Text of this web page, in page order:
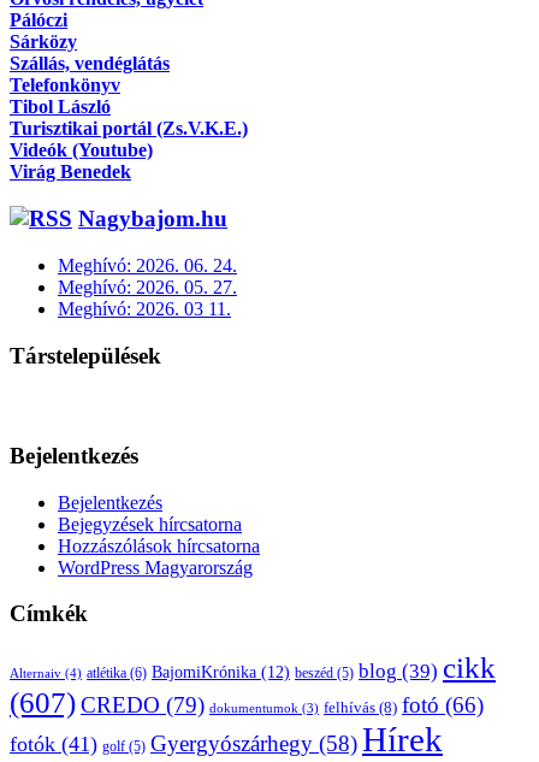
Pálóczi
Sárközy
Szállás, vendéglátás
Telefonkönyv
Tibol László
Turisztikai portál (Zs.V.K.E.)
Videók (Youtube)
Virág Benedek
Nagybajom.hu
Meghívó: 2026. 06. 24.
Meghívó: 2026. 05. 27.
Meghívó: 2026. 03 11.
Társtelepülések
Bejelentkezés
Bejelentkezés
Bejegyzések hírcsatorna
Hozzászólások hírcsatorna
WordPress Magyarország
Címkék
Alternaiv (4) atlétika (6) BajomiKrónika (12) beszéd (5) blog (39) cikk
(607)CREDO (79) dokumentumok (3) felhívás (8) fotó (66)
fotók (41) golf (5) Gyergyószárhegy (58)Hírek